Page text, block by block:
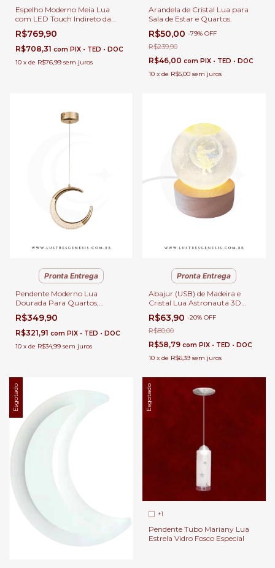
Espelho Moderno Meia Lua
com LED Touch Indireto da
Linha sem Moldura Para
Banheiro, Penteadeira, Salão de
Beleza e Lojas
R$769,90
R$708,31 com PIX • TED • DOC
10 x de R$76,99 sem juros
Arandela de Cristal Lua para
Sala de Estar e Quartos.
R$50,00 -79% OFF
R$239,90
R$46,00 com PIX • TED • DOC
10 x de R$5,00 sem juros
Pronta Entrega
Pendente Moderno Lua
Dourada Para Quartos,
Lavabos, Banheiro, Cabeceira
de Cama
R$349,90
R$321,91 com PIX • TED • DOC
10 x de R$34,99 sem juros
Pronta Entrega
Abajur (USB) de Madeira e
Cristal Lua Astronauta 3D
Para Enfeite, Quartos,
Escritório e Escrivaninhas
R$63,90 -20% OFF
R$80,00
R$58,79 com PIX • TED • DOC
10 x de R$6,39 sem juros
Esgotado Esgotado
+1
Pendente Tubo Mariany Lua
Estrela Vidro Fosco Especial